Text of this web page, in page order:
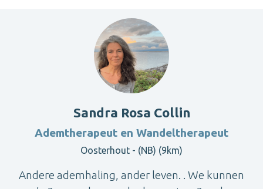
Sandra Rosa Collin
Ademtherapeut en Wandeltherapeut
Oosterhout - (NB) (9km)
Andere ademhaling, ander leven. . We kunnen